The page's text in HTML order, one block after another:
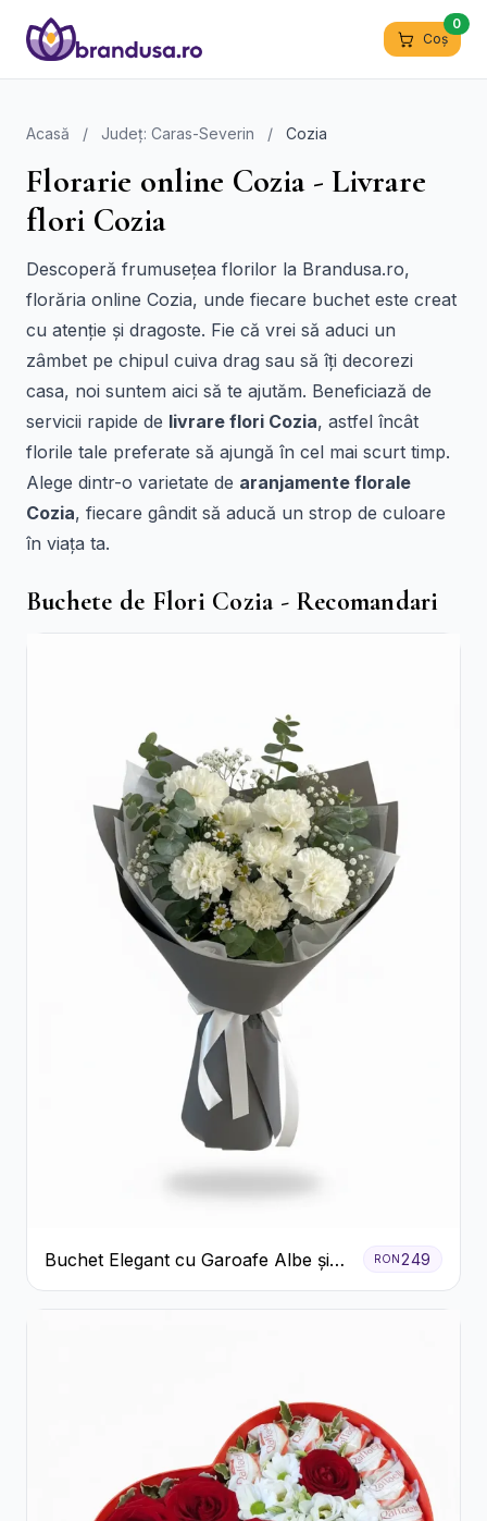
Coș
0
Acasă / Județ: Caras-Severin / Cozia
Florarie online Cozia - Livrare
flori Cozia
Descoperă frumusețea florilor la Brandusa.ro,
florăria online Cozia, unde fiecare buchet este creat
cu atenție și dragoste. Fie că vrei să aduci un
zâmbet pe chipul cuiva drag sau să îți decorezi
casa, noi suntem aici să te ajutăm. Beneficiază de
servicii rapide de livrare flori Cozia, astfel încât
florile tale preferate să ajungă în cel mai scurt timp.
Alege dintr-o varietate de aranjamente florale
Cozia, fiecare gândit să aducă un strop de culoare
în viața ta.
Buchete de Flori Cozia - Recomandari
Buchet Elegant cu Garoafe Albe și
Eucalipt
RON249